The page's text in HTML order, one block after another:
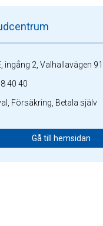
ingång 2, Valhallavägen 91
40 40
Försäkring, Betala själv
Gå till hemsidan